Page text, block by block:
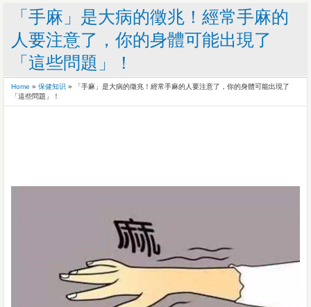
「手麻」是大病的徵兆！經常手麻的
人要注意了，你的身體可能出現了
「這些問題」！
Home » 保健知识 »
「手麻」是大病的徵兆！經常手麻的人要注意了，你的身體可能出現了
「這些問題」！